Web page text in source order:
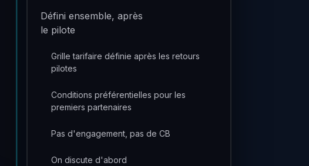
Défini ensemble, après
le pilote
Grille tarifaire définie après les retours
pilotes
Conditions préférentielles pour les
premiers partenaires
Pas d'engagement, pas de CB
On discute d'abord